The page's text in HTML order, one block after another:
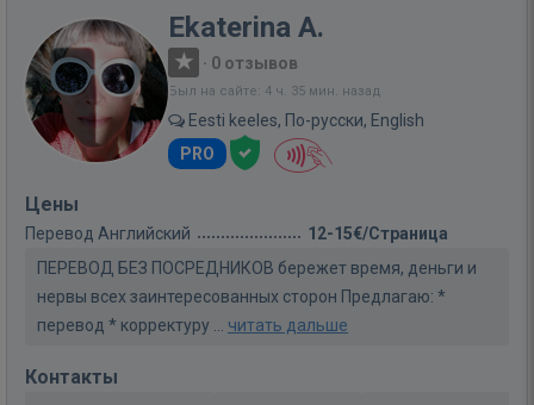
Ekaterina A.
· 0 отзывов
Был на сайте: 4 ч. 35 мин. назад
Eesti keeles, По-русски, English
PRO
Цены
Перевод Английский
12-15€/Страница
ПЕРЕВОД БЕЗ ПОСРЕДНИКОВ бережет время, деньги и
нервы всех заинтересованных сторон Предлагаю: *
перевод * корректуру ... читать дальше
Контакты